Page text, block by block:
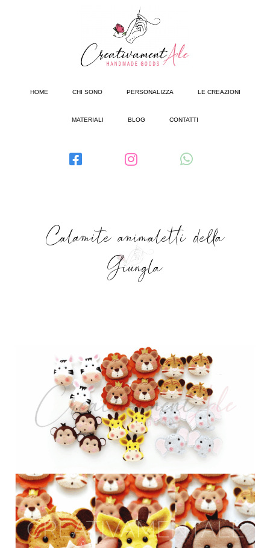
HOME CHI SONO PERSONALIZZA LE CREAZIONI
MATERIALI BLOG CONTATTI
Calamite animaletti della
Giungla